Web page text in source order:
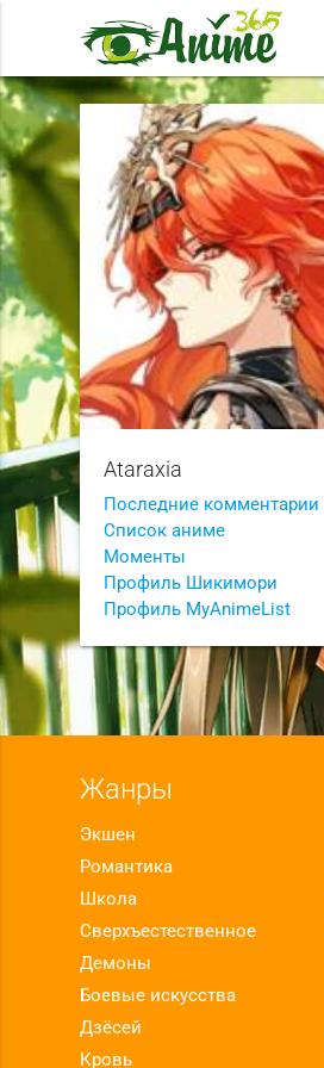
Ataraxia
Последние комментарии
Список аниме
Моменты
Профиль Шикимори
Профиль MyAnimeList
Жанры
Экшен
Романтика
Школа
Сверхъестественное
Демоны
Боевые искусства
Дзёсей
Кровь